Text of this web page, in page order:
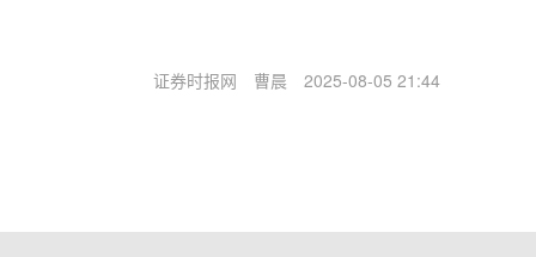
证券时报网 曹晨 2025-08-05 21:44